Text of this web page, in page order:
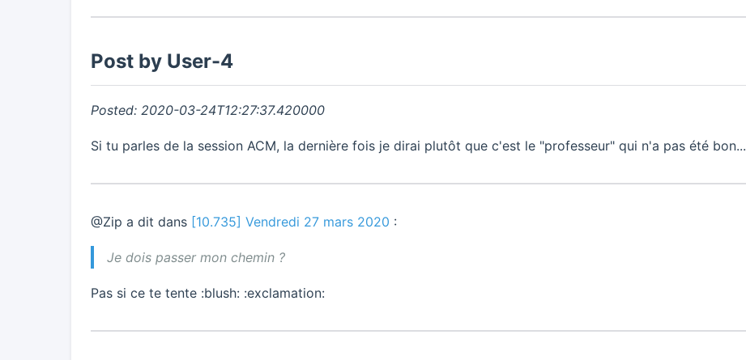
Post by User-4
Posted: 2020-03-24T12:27:37.420000
Si tu parles de la session ACM, la dernière fois je dirai plutôt que c'est le "professeur" qui n'a pas été bon...
@Zip a dit dans [10.735] Vendredi 27 mars 2020 :
Je dois passer mon chemin ?
Pas si ce te tente :blush: :exclamation: